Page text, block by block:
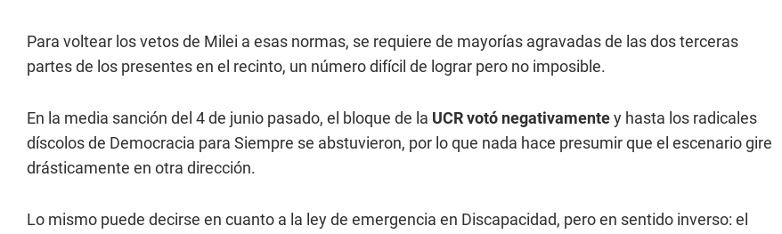
Para voltear los vetos de Milei a esas normas, se requiere de mayorías agravadas de las dos terceras
partes de los presentes en el recinto, un número difícil de lograr pero no imposible.
En la media sanción del 4 de junio pasado, el bloque de la UCR votó negativamentey hasta los radicales
díscolos de Democracia para Siempre se abstuvieron, por lo que nada hace presumir que el escenario gire
drásticamente en otra dirección.
Lo mismo puede decirse en cuanto a la ley de emergencia en Discapacidad, pero en sentido inverso: el